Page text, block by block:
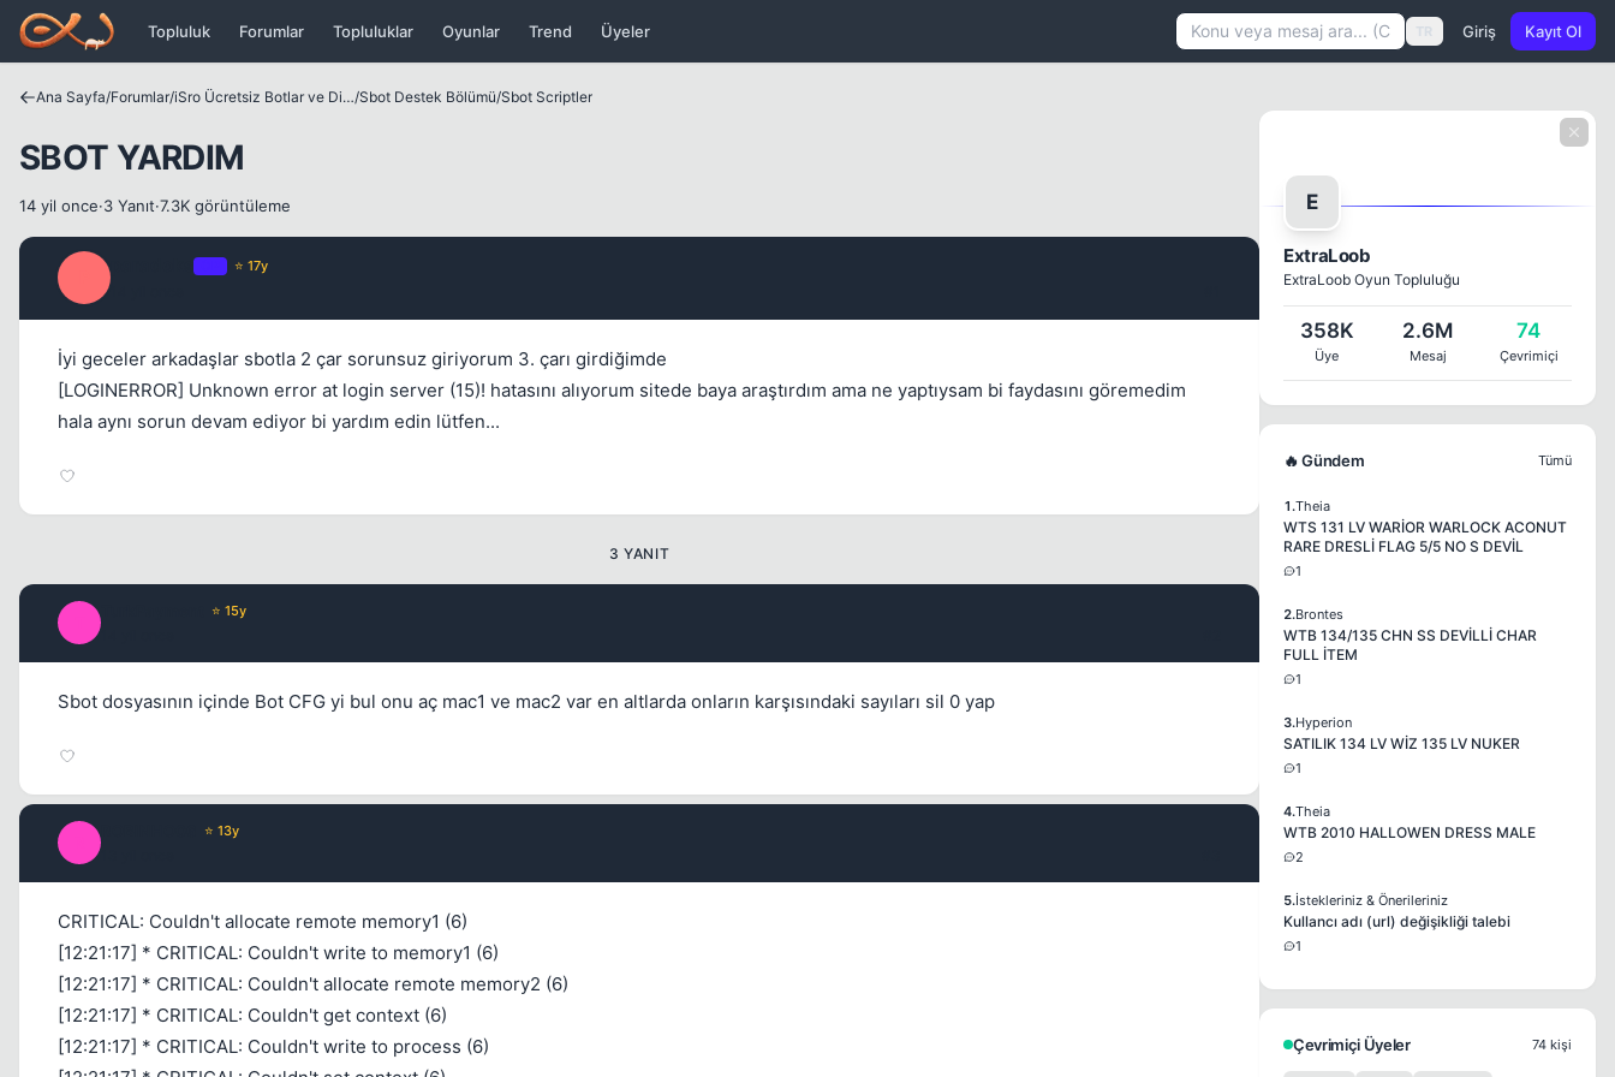
Icerige atla
Topluluk Forumlar Topluluklar Oyunlar Trend Üyeler TR Giriş Kayıt Ol
Ana Sayfa/Forumlar/ iSro Ücretsiz Botlar ve Diğer Programlar/Sbot Destek Bölümü/Sbot Scriptler
SBOT YARDIM
14 yil once·3 Yanıt·7.3K görüntüleme
⭐ 17y
İyi geceler arkadaşlar sbotla 2 çar sorunsuz giriyorum 3. çarı girdiğimde
[LOGINERROR] Unknown error at login server (15)! hatasını alıyorum sitede baya araştırdım ama ne yaptıysam bi faydasını göremedim
hala aynı sorun devam ediyor bi yardım edin lütfen...
3 YANIT
⭐ 15y
Sbot dosyasının içinde Bot CFG yi bul onu aç mac1 ve mac2 var en altlarda onların karşısındaki sayıları sil 0 yap
Kapat
⭐ 13y
CRITICAL: Couldn't allocate remote memory1 (6)
[12:21:17] * CRITICAL: Couldn't write to memory1 (6)
[12:21:17] * CRITICAL: Couldn't allocate remote memory2 (6)
[12:21:17] * CRITICAL: Couldn't get context (6)
[12:21:17] * CRITICAL: Couldn't write to process (6)
E
ExtraLoob
ExtraLoob Oyun Topluluğu
358K
Üye
2.6M
Mesaj
74
Çevrimiçi
🔥 Gündem Tümü
1.Theia
WTS 131 LV WARİOR WARLOCK ACONUT
RARE DRESLİ FLAG 5/5 NO S DEVİL
1
2.Brontes
WTB 134/135 CHN SS DEVİLLİ CHAR
FULL İTEM
1
3.Hyperion
SATILIK 134 LV WİZ 135 LV NUKER
1
4.Theia
WTB 2010 HALLOWEN DRESS MALE
2
5.İstekleriniz & Önerileriniz
Kullancı adı (url) değişikliği talebi
1
Çevrimiçi Üyeler 74 kişi